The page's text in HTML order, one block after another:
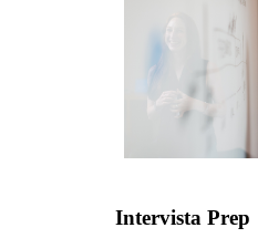
Intervista Prep